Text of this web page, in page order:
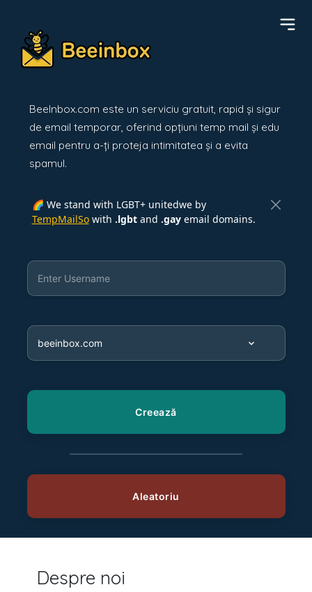
BeeInbox.com este un serviciu gratuit, rapid și sigur
de email temporar, oferind opțiuni temp mail și edu
email pentru a-ți proteja intimitatea și a evita
spamul.
🌈 We stand with LGBT+ unitedwe by
TempMailSowith .lgbtand .gayemail domains.
Despre noi